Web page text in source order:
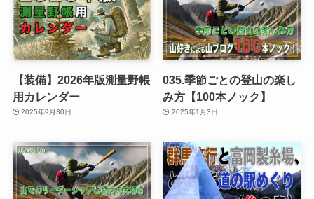
【装備】2026年版測量野帳
用カレンダー
2025年9月30日
035.季節ごとの登山の楽し
み方【100本ノック】
2025年1月3日